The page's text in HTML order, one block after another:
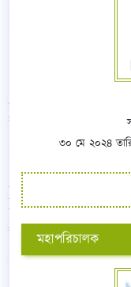
৩০ মে ২০২৪
মহাপরিচালক